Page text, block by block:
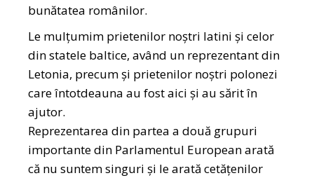
bunătatea românilor.
Le mulțumim prietenilor noștri latini și celor
din statele baltice, având un reprezentant din
Letonia, precum și prietenilor noștri polonezi
care întotdeauna au fost aici și au sărit în
ajutor.
Reprezentarea din partea a două grupuri
importante din Parlamentul European arată
că nu suntem singuri și le arată cetățenilor